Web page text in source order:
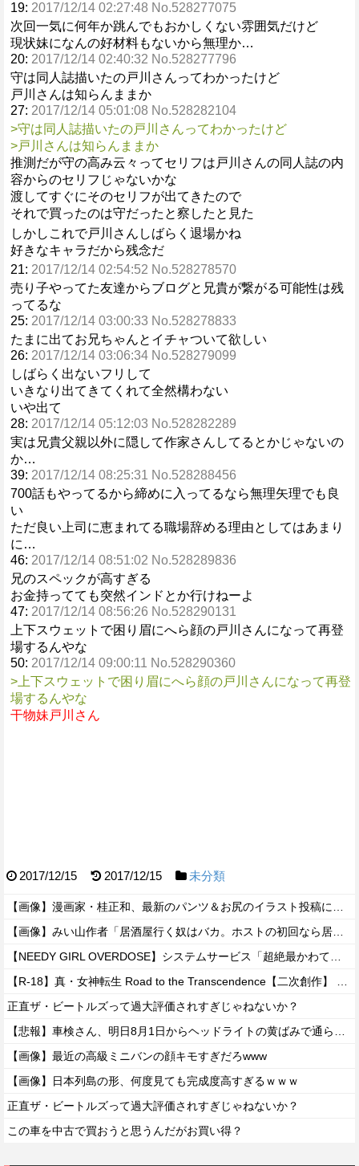
19: 2017/12/14 02:27:48 No.528277075
次回一気に何年か跳んでもおかしくない雰囲気だけど
現状妹になんの好材料もないから無理か…
20: 2017/12/14 02:40:32 No.528277796
守は同人誌描いたの戸川さんってわかったけど
戸川さんは知らんままか
27: 2017/12/14 05:01:08 No.528282104
>守は同人誌描いたの戸川さんってわかったけど
>戸川さんは知らんままか
推測だが守の高み云々ってセリフは戸川さんの同人誌の内
容からのセリフじゃないかな
渡してすぐにそのセリフが出てきたので
それで買ったのは守だったと察したと見た
しかしこれで戸川さんしばらく退場かね
好きなキャラだから残念だ
21: 2017/12/14 02:54:52 No.528278570
売り子やってた友達からブログと兄貴が繋がる可能性は残
ってるな
25: 2017/12/14 03:00:33 No.528278833
たまに出てお兄ちゃんとイチャついて欲しい
26: 2017/12/14 03:06:34 No.528279099
しばらく出ないフリして
いきなり出てきてくれて全然構わない
いや出て
28: 2017/12/14 05:12:03 No.528282289
実は兄貴父親以外に隠して作家さんしてるとかじゃないの
か…
39: 2017/12/14 08:25:31 No.528288456
700話もやってるから締めに入ってるなら無理矢理でも良
い
ただ良い上司に恵まれてる職場辞める理由としてはあまり
に…
46: 2017/12/14 08:51:02 No.528289836
兄のスペックが高すぎる
お金持ってても突然インドとか行けねーよ
47: 2017/12/14 08:56:26 No.528290131
上下スウェットで困り眉にへら顔の戸川さんになって再登
場するんやな
50: 2017/12/14 09:00:11 No.528290360
>上下スウェットで困り眉にへら顔の戸川さんになって再登
場するんやな
干物妹戸川さん
2017/12/15 2017/12/15 未分類
正直ザ・ビートルズって過大評価されすぎじゃねないか？
【画像】最近の高級ミニバンの顔キモすぎだろwww
【画像】日本列島の形、何度見ても完成度高すぎるｗｗｗ
正直ザ・ビートルズって過大評価されすぎじゃねないか？
この車を中古で買おうと思うんだがお買い得？